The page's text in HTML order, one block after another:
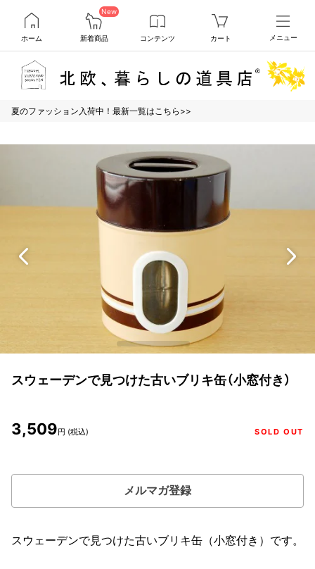
ホーム
New
新着商品 コンテンツ カート メニュー
夏のファッション入荷中！最新一覧はこちら>>
スウェーデンで見つけた古いブリキ缶（小窓付き）
3,509円 (税込) SOLD OUT
メルマガ登録
スウェーデンで見つけた古いブリキ缶（小窓付き）です。